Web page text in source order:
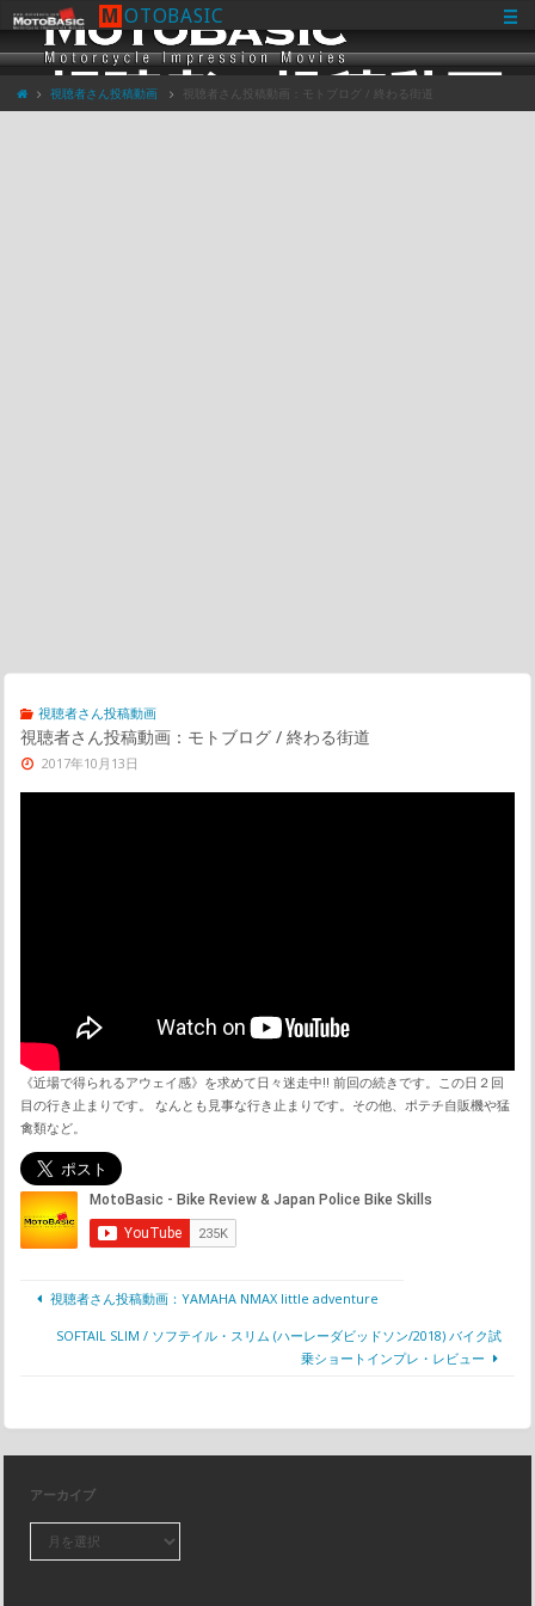
M OTOBASIC
視聴者さん投稿動画 視聴者さん投稿動画：モトブログ / 終わる街道
視聴者さん投稿動画
視聴者さん投稿動画：モトブログ / 終わる街道
2017年10月13日
《近場で得られるアウェイ感》を求めて日々迷走中!! 前回の続きです。この日２回
目の行き止まりです。 なんとも見事な行き止まりです。その他、ポテチ自販機や猛
禽類など。
視聴者さん投稿動画：YAMAHA NMAX little adventure
SOFTAIL SLIM / ソフテイル・スリム (ハーレーダビッドソン/2018) バイク試
乗ショートインプレ・レビュー
アーカイブ